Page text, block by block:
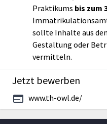
Praktikums bis zum
sollte Inhalte aus
Gestaltung oder
vermitteln.
Jetzt bewerben
www.th-owl.de/